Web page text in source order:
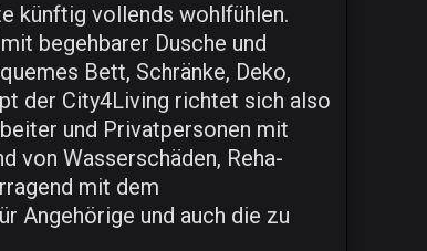
künftig vollends wohlfühlen.
begehbarer Dusche und
Bett, Schränke, Deko,
der City4Living richtet sich also
und Privatpersonen mit
von Wasserschäden, Reha-
mit dem
Angehörige und auch die zu